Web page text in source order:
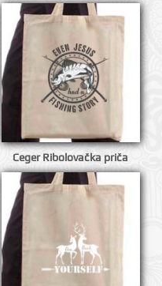
Ceger Ribolovačka priča